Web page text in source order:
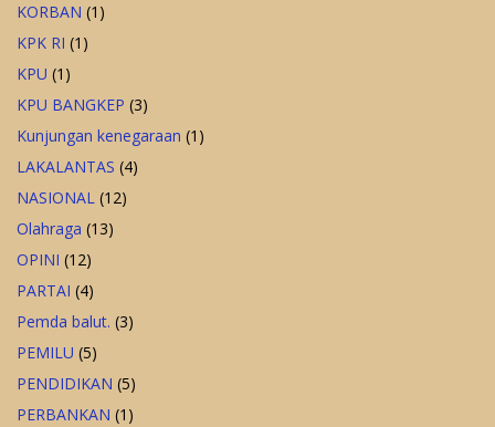
KORBAN (1)
KPK RI (1)
KPU (1)
KPU BANGKEP (3)
Kunjungan kenegaraan (1)
LAKALANTAS (4)
NASIONAL (12)
Olahraga (13)
OPINI (12)
PARTAI (4)
Pemda balut. (3)
PEMILU (5)
PENDIDIKAN (5)
PERBANKAN (1)